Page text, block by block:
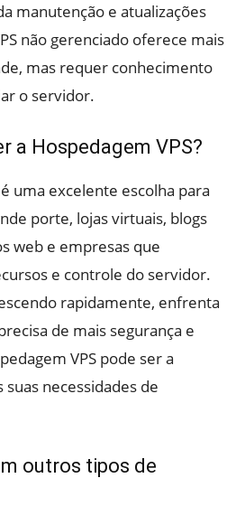
manutenção e atualizações
não gerenciado oferece mais
mas requer conhecimento
o servidor.
a Hospedagem VPS?
uma excelente escolha para
porte, lojas virtuais, blogs
web e empresas que
e controle do servidor.
rapidamente, enfrenta
de mais segurança e
VPS pode ser a
suas necessidades de
outros tipos de